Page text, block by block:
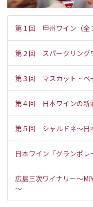
第１回 甲州ワイン（全
第２回 スパークリング
第３回 マスカット・ベ
第４回 日本ワインの新
第５回 シャルドネ～日
日本ワイン「グランポ
広島三次ワイナリー～
～